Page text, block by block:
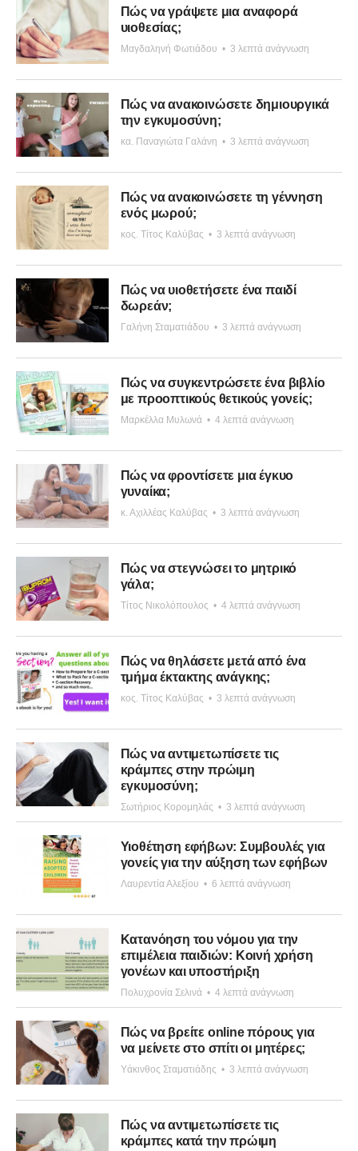
Πώς να γράψετε μια αναφορά
υιοθεσίας;
Μαγδαληνή Φωτιάδου • 3 λεπτά ανάγνωση
Πώς να ανακοινώσετε δημιουργικά
την εγκυμοσύνη;
κα. Παναγιώτα Γαλάνη • 3 λεπτά ανάγνωση
Πώς να ανακοινώσετε τη γέννηση
ενός μωρού;
κος. Τίτος Καλύβας • 3 λεπτά ανάγνωση
Πώς να υιοθετήσετε ένα παιδί
δωρεάν;
Γαλήνη Σταματιάδου • 3 λεπτά ανάγνωση
Πώς να συγκεντρώσετε ένα βιβλίο
με προοπτικούς θετικούς γονείς;
Μαρκέλλα Μυλωνά • 4 λεπτά ανάγνωση
Πώς να φροντίσετε μια έγκυο
γυναίκα;
κ. Αχιλλέας Καλύβας • 3 λεπτά ανάγνωση
Πώς να στεγνώσει το μητρικό
γάλα;
Τίτος Νικολόπουλος • 4 λεπτά ανάγνωση
Πώς να θηλάσετε μετά από ένα
τμήμα έκτακτης ανάγκης;
κος. Τίτος Καλύβας • 3 λεπτά ανάγνωση
Πώς να αντιμετωπίσετε τις
κράμπες στην πρώιμη
εγκυμοσύνη;
Σωτήριος Κορομηλάς • 3 λεπτά ανάγνωση
Υιοθέτηση εφήβων: Συμβουλές για
γονείς για την αύξηση των εφήβων
Λαυρεντία Αλεξίου • 6 λεπτά ανάγνωση
Κατανόηση του νόμου για την
επιμέλεια παιδιών: Κοινή χρήση
γονέων και υποστήριξη
Πολυχρονία Σελινά • 4 λεπτά ανάγνωση
Πώς να βρείτε online πόρους για
να μείνετε στο σπίτι οι μητέρες;
Υάκινθος Σταματιάδης • 3 λεπτά ανάγνωση
Πώς να αντιμετωπίσετε τις
κράμπες κατά την πρώιμη